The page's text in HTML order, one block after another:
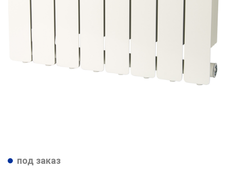
разработанный с учетом российских условий
эксплуатации и полностью адаптированные к
работе в отечественных системах отопления.
Радиатор предназначен для установки в жилых
и общественных зданиях с автономной
под заказ